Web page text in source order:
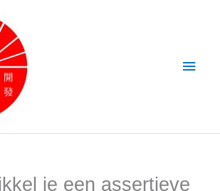
je een assertieve